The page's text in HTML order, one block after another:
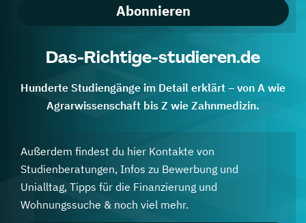
Abonnieren
Das-Richtige-studieren.de
Hunderte Studiengänge im Detail erklärt – von A wie
Agrarwissenschaft bis Z wie Zahnmedizin.
Außerdem findest du hier Kontakte von
Studienberatungen, Infos zu Bewerbung und
Unialltag, Tipps für die Finanzierung und
Wohnungssuche & noch viel mehr.